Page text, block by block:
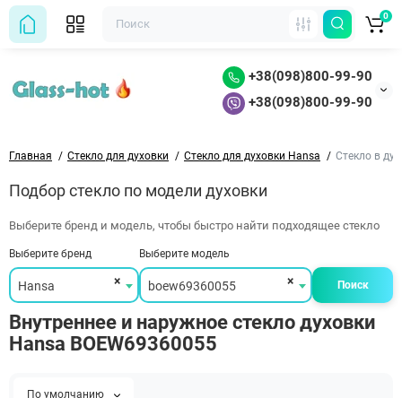
+38(098)800-99-90
+38(098)800-99-90
0
Главная Стекло для духовки Стекло для духовки Hansa Стекло в
Подбор стекло по модели духовки
Выберите бренд и модель, чтобы быстро найти подходящее стекло
Выберите бренд
×
Hansa
Выберите модель
×
boew69360055 Поиск
Внутреннее и наружное стекло духовки
Hansa BOEW69360055
По умолчанию